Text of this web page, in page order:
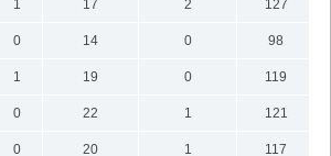
1 17 2
127
0 14 0
98
1 19 0
119
0 22 1
121
0 20 1
117